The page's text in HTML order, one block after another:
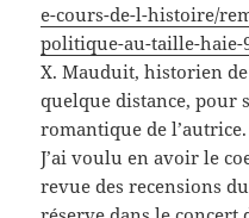
e-cours-de-l-histoire/
politique-au-taille-haie-
X. Mauduit, historien
quelque distance, pour
romantique de l’autrice.
J’ai voulu en avoir le
revue des recensions